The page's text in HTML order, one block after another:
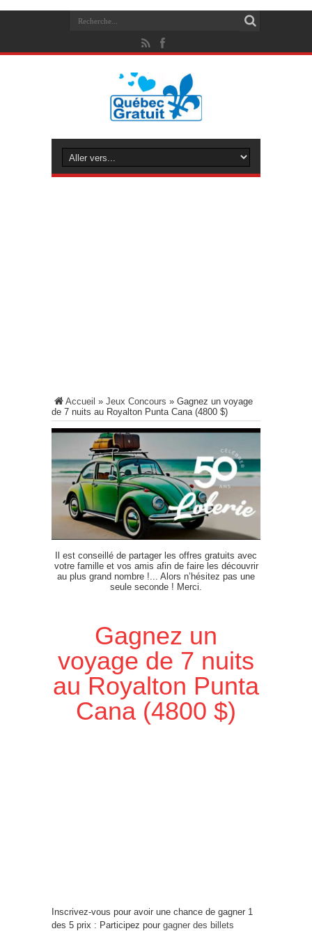
Accueil » Jeux Concours » Gagnez un voyage
de 7 nuits au Royalton Punta Cana (4800 $)
Il est conseillé de partager les offres gratuits avec
votre famille et vos amis afin de faire les découvrir
au plus grand nombre !... Alors n’hésitez pas une
seule seconde ! Merci.
Gagnez un
voyage de 7 nuits
au Royalton Punta
Cana (4800 $)
Inscrivez-vous pour avoir une chance de gagner 1
des 5 prix : Participez pour gagner des billets